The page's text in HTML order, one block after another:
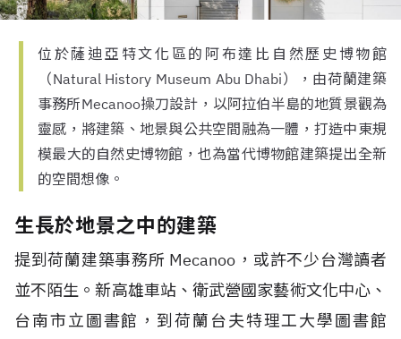
位於薩迪亞特文化區的阿布達比自然歷史博物館
（Natural History Museum Abu Dhabi），由荷蘭建築
事務所Mecanoo操刀設計，以阿拉伯半島的地質景觀為
靈感，將建築、地景與公共空間融為一體，打造中東規
模最大的自然史博物館，也為當代博物館建築提出全新
的空間想像。
生長於地景之中的建築
提到荷蘭建築事務所 Mecanoo ，或許不少台灣讀者
並不陌生。新高雄車站、衛武營國家藝術文化中心、
台南市立圖書館，到荷蘭台夫特理工大學圖書館